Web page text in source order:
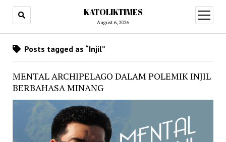
KATOLIKTIMES
August 6, 2026
open
menu
Posts tagged as “Injil”
MENTAL ARCHIPELAGO DALAM POLEMIK INJIL
BERBAHASA MINANG